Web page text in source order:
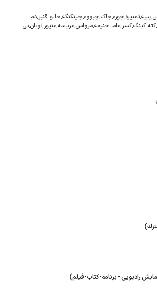
قنبر,دم
کینگ,کسر,ماما حنیفه,مرواس,مریاسه,منیور,نوبان,نی
رادیویی - برنامه-كتاب-فیلم)